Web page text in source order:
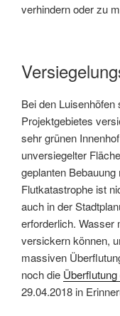
verhindern oder zu
Bei den
Projektgebietes
sehr grünen
unversiegelter
geplanten
Flutkatastrophe ist
auch in der
erforderlich. Wasser
versickern können,
massiven
noch die
29.04.2018 in